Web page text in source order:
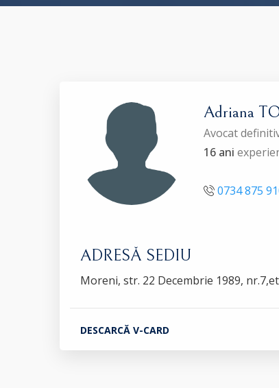
Adriana
Avocat
16 ani
0734 875
ADRESĂ SEDIU
Moreni, str. 22 Decembrie 1989,
DESCARCĂ V-CARD